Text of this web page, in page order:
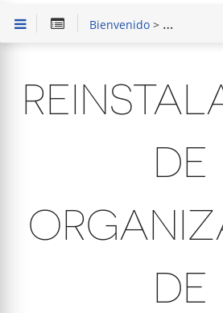
Bienvenido> Solución
DE
DE